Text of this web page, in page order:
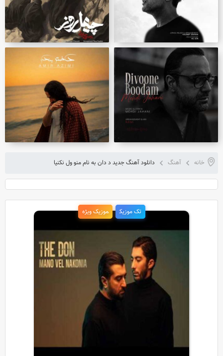
خانه آهنگ دانلود آهنگ جدید د دان به نام منو ول نکنیا
تک موزیک موزیک ویژه